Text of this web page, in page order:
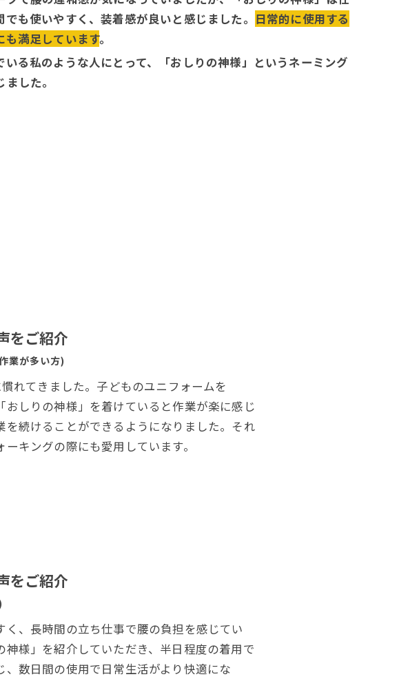
も使いやすく、装着感が良いと感じました。 日常的に使用する
も満足しています。
いる私のような人にとって、「おしりの神様」というネーミング
した。
をご紹介
業が多い方)
れてきました。子どものユニフォームを
おしりの神様」を着けていると作業が楽に感じ
を続けることができるようになりました。それ
キングの際にも愛用しています。
をご紹介
く、長時間の立ち仕事で腰の負担を感じてい
神様」を紹介していただき、半日程度の着用で
、数日間の使用で日常生活がより快適にな